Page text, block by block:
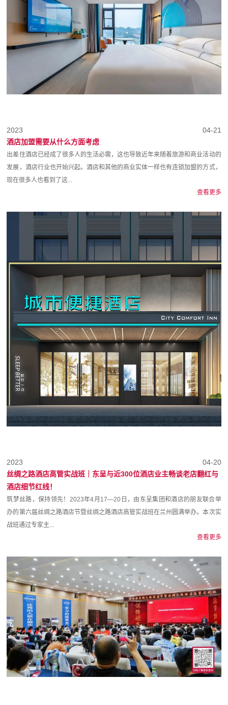
04-21
2023
酒店加盟需要从什么方面考虑
出差住酒店已经成了很多人的生活必需，这也导致近年来随着旅游和商业活动的
发展，酒店行业也开始兴起。酒店和其他的商业实体一样也有连锁加盟的方式，
现在很多人也看到了这...
查看更多
04-20
2023
丝绸之路酒店高管实战班｜东呈与近300位酒店业主畅谈老店翻红与
酒店细节红线！
筑梦丝路，保持领先！2023年4月17—20日，由东呈集团和酒店的朋友联合举
办的第六届丝绸之路酒店节暨丝绸之路酒店高管实战班在兰州圆满举办。本次实
战班通过专家主...
查看更多